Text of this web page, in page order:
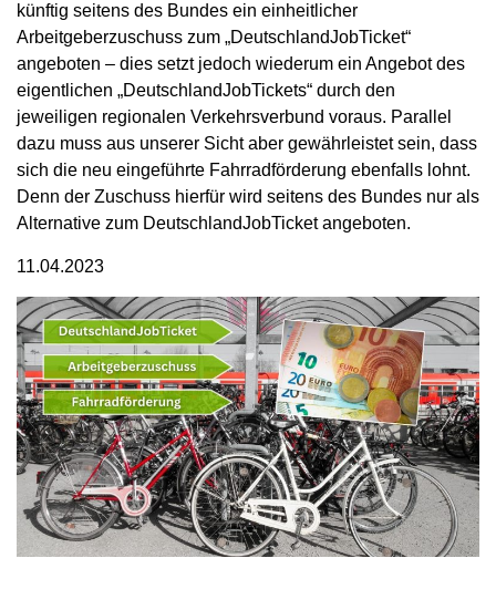
künftig seitens des Bundes ein einheitlicher
Arbeitgeberzuschuss zum „DeutschlandJobTicket“
angeboten – dies setzt jedoch wiederum ein Angebot des
eigentlichen „DeutschlandJobTickets“ durch den
jeweiligen regionalen Verkehrsverbund voraus. Parallel
dazu muss aus unserer Sicht aber gewährleistet sein, dass
sich die neu eingeführte Fahrradförderung ebenfalls lohnt.
Denn der Zuschuss hierfür wird seitens des Bundes nur als
Alternative zum DeutschlandJobTicket angeboten.
11.04.2023